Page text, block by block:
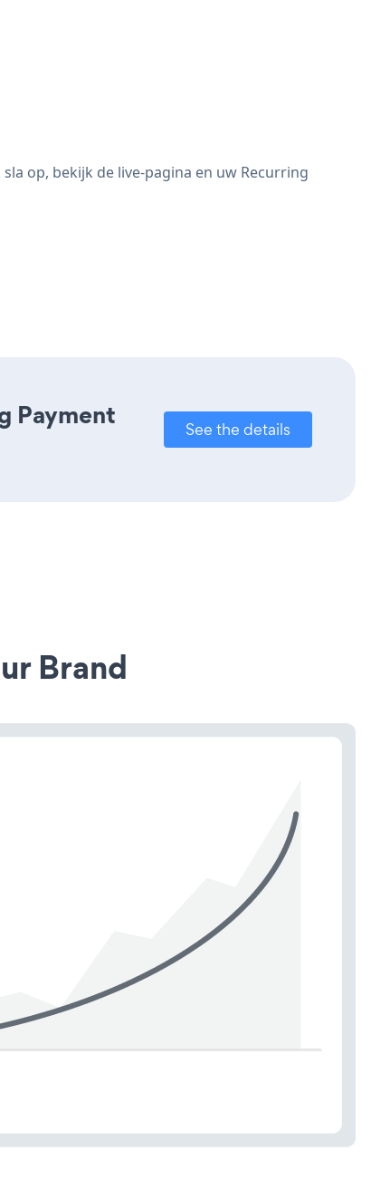
op, bekijk de live-pagina en uw Recurring
Payment
See the details
Brand